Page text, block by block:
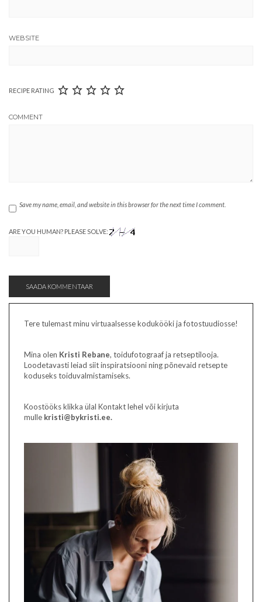
WEBSITE
RECIPE RATING
COMMENT
Save my name, email, and website in this browser for the next time I comment.
ARE YOU HUMAN? PLEASE SOLVE:
Tere tulemast minu virtuaalsesse kodukööki ja fotostuudiosse!
Mina olen Kristi Rebane, toidufotograaf ja retseptilooja.
Loodetavasti leiad siit inspiratsiooni ning põnevaid retsepte
koduseks toiduvalmistamiseks.
Koostööks klikka ülal Kontakt lehel või kirjuta
mulle kristi@bykristi.ee.